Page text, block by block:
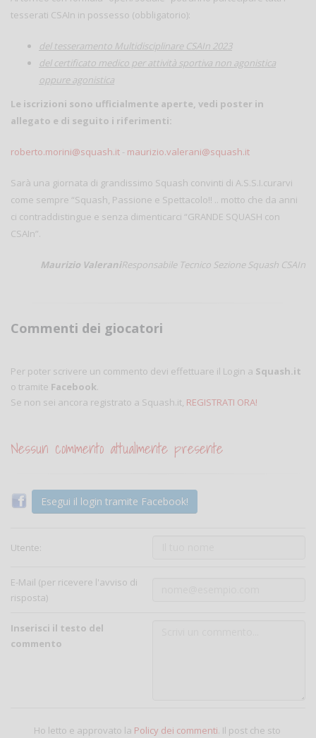
tesserati CSAIn in possesso (obbligatorio):
del tesseramento Multidisciplinare CSAIn 2023
del certificato medico per attività sportiva non agonistica
oppure agonistica
Le iscrizioni sono ufficialmente aperte, vedi poster in
allegato e di seguito i riferimenti:
roberto.morini@squash.it - maurizio.valerani@squash.it
Sarà una giornata di grandissimo Squash convinti di A.S.S.I.curarvi
come sempre “Squash, Passione e Spettacolo!! .. motto che da anni
ci contraddistingue e senza dimenticarci “GRANDE SQUASH con
CSAIn”.
Maurizio ValeraniResponsabile Tecnico Sezione Squash CSAIn
Commenti dei giocatori
Per poter scrivere un commento devi effettuare il Login a Squash.it
o tramite Facebook.
Se non sei ancora registrato a Squash.it, REGISTRATI ORA!
Nessun commento attualmente presente
Esegui il login tramite Facebook!
Utente:
E-Mail (per ricevere l'avviso di
risposta)
Inserisci il testo del
commento
Ho letto e approvato la Policy dei commenti. Il post che sto